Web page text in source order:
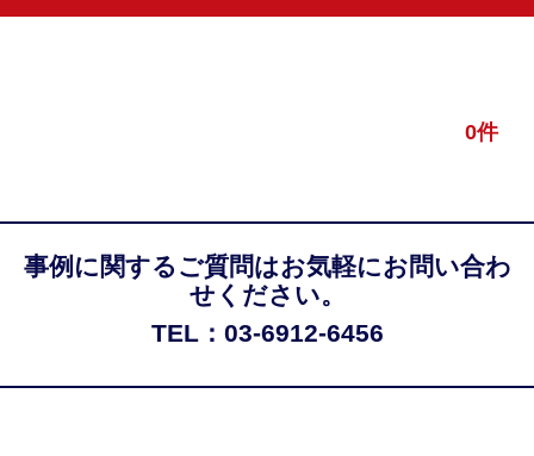
0件
事例に関するご質問はお気軽にお問い合わ
せください。
TEL：03-6912-6456